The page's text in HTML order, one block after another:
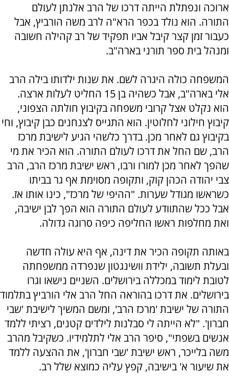
ארוכה ונפתלת הייתה דרכו של הרב אלנתן לעולם
התורה. הוא נולד בכפר הרא"ה לרב משה הורביץ, אבל
כעבור זמן קצר קיבל אביו תפקיד של רב קהילה חשובה
ומנהל בית ספר תורני בארה"ב.
המשפחה כולה היגרה לשם. את שנות ילדותו בילה הרב
אלי בארה"ב, אבל כשהיה בן 15 החליט לעלות ארצה.
הוא נקלט אצל קרובי משפחה בקיבוץ חולתה הצפוני,
קיבוץ חילוני לחלוטין. הוא התגייס לצנחנים כבן קיבוץ, וחי
בקיבוץ גם לאחר מכן. בדרך כלשהי הגיע לישיבת מרכז
הרב, שם החל את דרכו לעולם התורה. הוא הכיר את מי
שהפך לאחר מכן למורו ורבו, ראש ישיבת מרכז הרב, הרב
צבי יהודה הכהן קוק, ותקופה מסוימת אף גר בביתו
כשראשו מגודל שערות. "ההיפי של מרכז", כינו אותו אז.
אבל ככל שהתוודע לעולם התורה הוא הפך לבן ישיבה,
ואת מחלפות ראשו החליפה כיפה סרוגה גדולה.
באותה תקופה הכיר את דינה, אף היא עולה חדשה
ובעלת תשובה, ילידת וושינגטון שנפרדה ממשפחתה
לטובת לימוד במכללה בירושלים. השניים נישאו וגרו
בירושלים. את דרכו בהוראה החל הרב אלי הורביץ בתלמוד
התורה של ישיבת 'מרכז הרב', ומשם המשיך לישיבת 'שבי
חברון'. "לא הייתה לי סבלנות לילדים קטנים, רציתי ללמד
אנשים בשפתי", סיפר הרב אלי לתלמידיו. כשקיבל מהרב
משה בלייכר, ראש ישיבת 'שבי חברון', את ההצעה ללמד
את שיעור א' בישיבה, קפץ עליה כמוצא שלל רב.